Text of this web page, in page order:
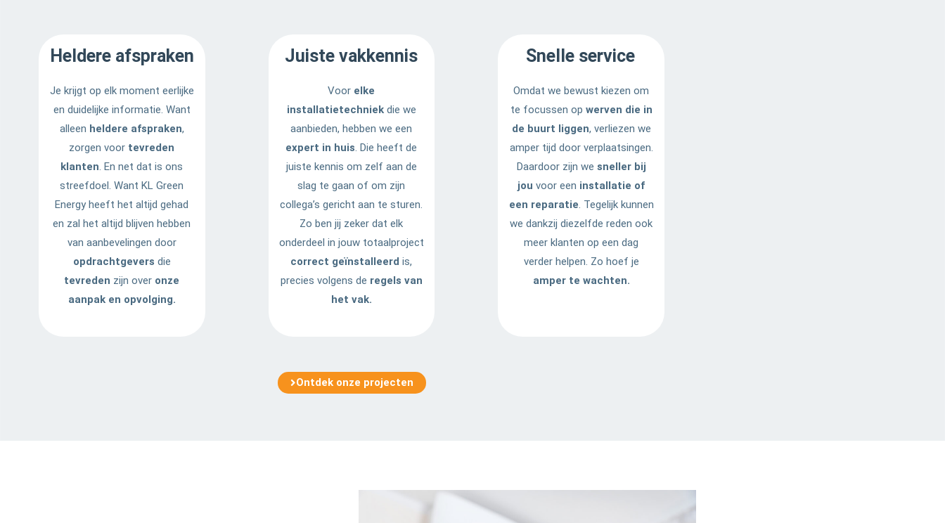
Heldere afspraken
Je krijgt op elk moment eerlijke
en duidelijke informatie. Want
alleen heldere afspraken,
zorgen voor tevreden
klanten. En net dat is ons
streefdoel. Want KL Green
Energy heeft het altijd gehad
en zal het altijd blijven hebben
van aanbevelingen door
opdrachtgevers die
tevreden zijn over onze
aanpak en opvolging.
Juiste vakkennis
Voor elke
installatietechniekdie we
aanbieden, hebben we een
expert in huis. Die heeft de
juiste kennis om zelf aan de
slag te gaan of om zijn
collega’s gericht aan te sturen.
Zo ben jij zeker dat elk
onderdeel in jouw totaalproject
correct geïnstalleerd is,
precies volgens de regels van
het vak.
Snelle service
Omdat we bewust kiezen om
te focussen op werven die in
de buurt liggen, verliezen we
amper tijd door verplaatsingen.
Daardoor zijn we sneller bij
jou voor een installatie of
een reparatie. Tegelijk kunnen
we dankzij diezelfde reden ook
meer klanten op een dag
verder helpen. Zo hoef je
amper te wachten.
Ontdek onze projecten